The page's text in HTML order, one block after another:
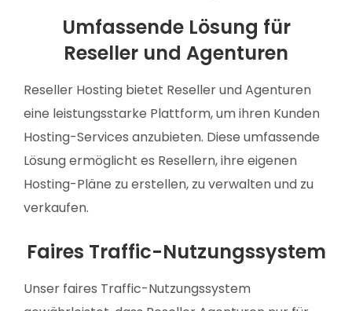
Umfassende Lösung für
Reseller und Agenturen
Reseller Hosting bietet Reseller und Agenturen
eine leistungsstarke Plattform, um ihren Kunden
Hosting-Services anzubieten. Diese umfassende
Lösung ermöglicht es Resellern, ihre eigenen
Hosting-Pläne zu erstellen, zu verwalten und zu
verkaufen.
Faires Traffic-Nutzungssystem
Unser faires Traffic-Nutzungssystem